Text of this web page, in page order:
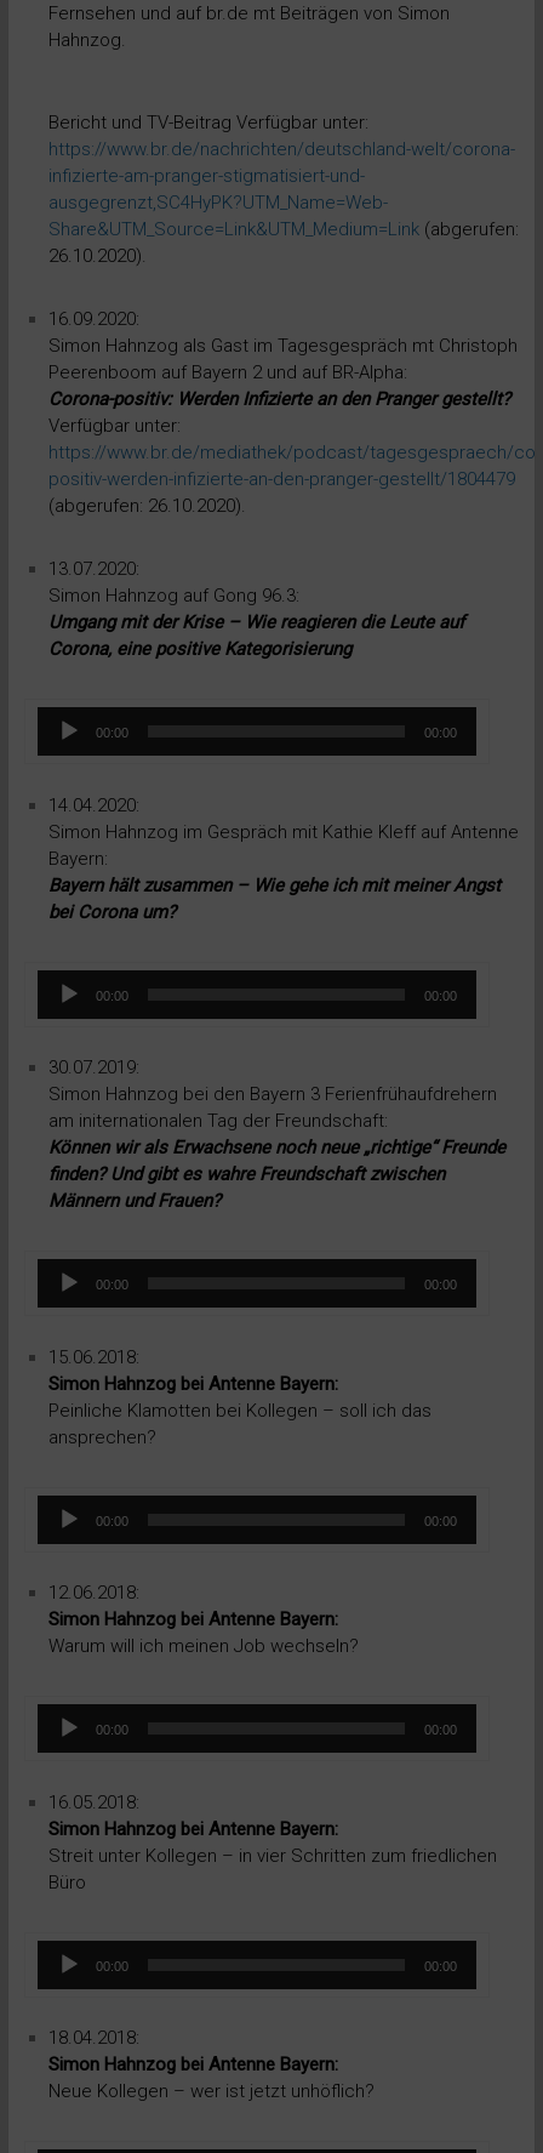
Fernsehen und auf br.de mt Beiträgen von Simon
Hahnzog.
Bericht und TV-Beitrag Verfügbar unter:
https://www.br.de/nachrichten/deutschland-welt/corona-
infizierte-am-pranger-stigmatisiert-und-
ausgegrenzt,SC4HyPK?UTM_Name=Web-
Share&UTM_Source=Link&UTM_Medium=Link (abgerufen:
26.10.2020).
16.09.2020:
Simon Hahnzog als Gast im Tagesgespräch mt Christoph
Peerenboom auf Bayern 2 und auf BR-Alpha:
Corona-positiv: Werden Infizierte an den Pranger gestellt?
Verfügbar unter:
https://www.br.de/mediathek/podcast/tagesgespraech/
positiv-werden-infizierte-an-den-pranger-gestellt/1804479
(abgerufen: 26.10.2020).
13.07.2020:
Simon Hahnzog auf Gong 96.3:
Umgang mit der Krise – Wie reagieren die Leute auf
Corona, eine positive Kategorisierung
Audio-
Player
00:00 00:00
14.04.2020:
Simon Hahnzog im Gespräch mit Kathie Kleff auf Antenne
Bayern:
Bayern hält zusammen – Wie gehe ich mit meiner Angst
bei Corona um?
Audio-
Player
00:00 00:00
30.07.2019:
Simon Hahnzog bei den Bayern 3 Ferienfrühaufdrehern
am initernationalen Tag der Freundschaft:
Können wir als Erwachsene noch neue „richtige“ Freunde
finden? Und gibt es wahre Freundschaft zwischen
Männern und Frauen?
Audio-
Player
00:00 00:00
15.06.2018:
Simon Hahnzog bei Antenne Bayern:
Peinliche Klamotten bei Kollegen – soll ich das
ansprechen?
Audio-
Player
00:00 00:00
12.06.2018:
Simon Hahnzog bei Antenne Bayern:
Warum will ich meinen Job wechseln?
Audio-
Player
00:00 00:00
16.05.2018:
Simon Hahnzog bei Antenne Bayern:
Streit unter Kollegen – in vier Schritten zum friedlichen
Büro
Audio-
Player
00:00 00:00
18.04.2018:
Simon Hahnzog bei Antenne Bayern:
Neue Kollegen – wer ist jetzt unhöflich?